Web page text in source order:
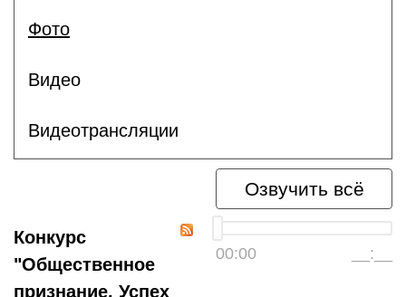
Фото
Видео
Видеотрансляции
Озвучить всё
00:00 __:__
Конкурс
"Общественное
признание. Успех